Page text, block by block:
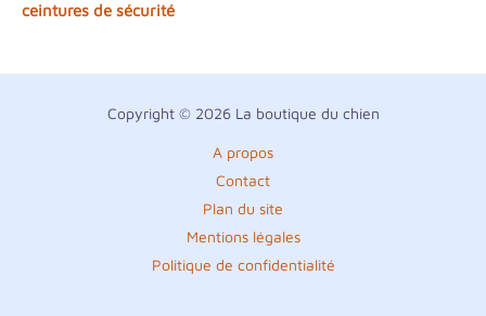
ceintures de sécurité
Copyright © 2026 La boutique du chien
A propos
Contact
Plan du site
Mentions légales
Politique de confidentialité